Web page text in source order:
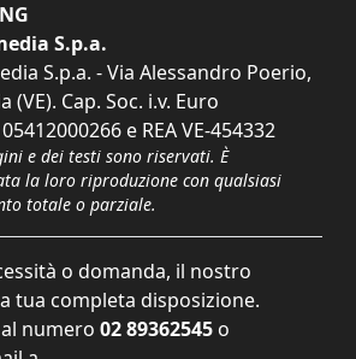
S.p.a.
S.p.a. - Via Alessandro Poerio,
(VE). Cap. Soc. i.v. Euro
e REA VE-454332
e dei testi sono riservati. È
la loro riproduzione con qualsiasi
totale o parziale.
o domanda, il nostro
tua completa disposizione.
numero 02 89362545 o